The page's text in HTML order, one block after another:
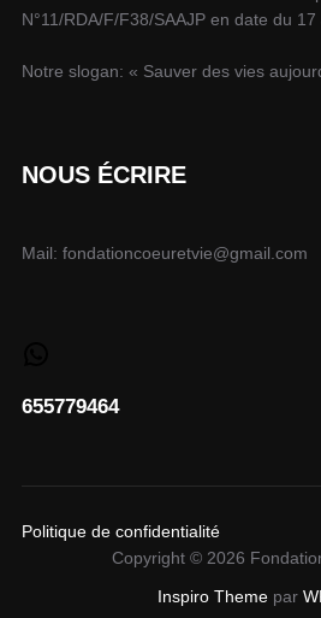
N°11/RDA/F/F38/SAAJP en date du 17
Notre slogan: « Sauver des vies
NOUS ÉCRIRE
Mail: fondationcoeuretvie@gmail.com
655779464
Politique de confidentialité
Copyright © 2026
Inspiro Theme par